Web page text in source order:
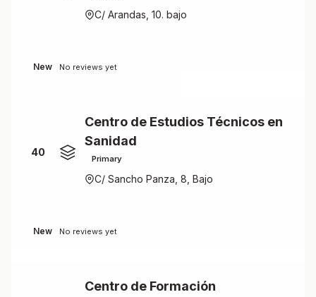
C/ Arandas, 10. bajo
New No reviews yet
40
Centro de Estudios Técnicos en
Sanidad
Primary
C/ Sancho Panza, 8, Bajo
New No reviews yet
Centro de Formación